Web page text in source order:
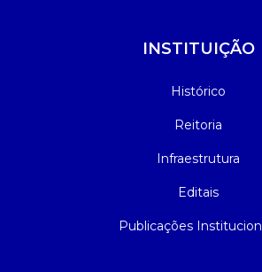
INSTITUIÇÃO
Histórico
Reitoria
Infraestrutura
Editais
Publicações